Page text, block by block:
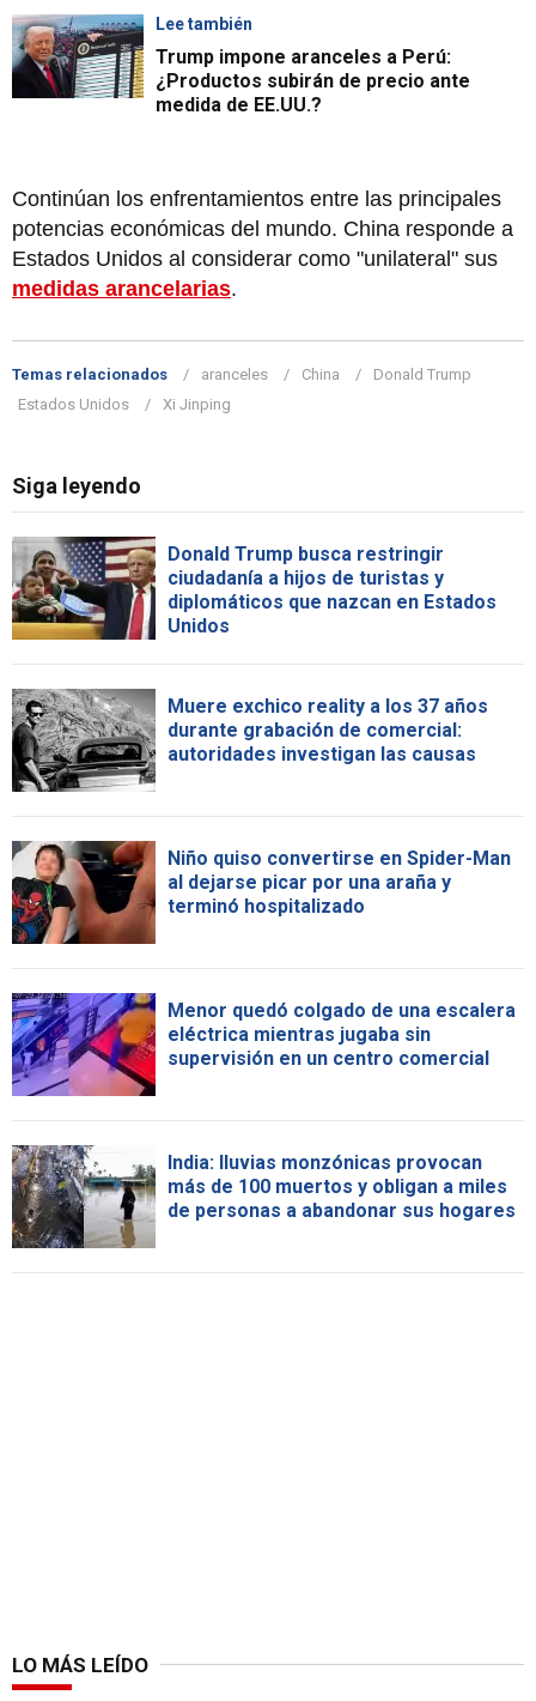
Lee también
Trump impone aranceles a Perú:
¿Productos subirán de precio ante
medida de EE.UU.?
Continúan los enfrentamientos entre las principales
potencias económicas del mundo. China responde a
Estados Unidos al considerar como "unilateral" sus
medidas arancelarias.
Temas relacionados aranceles China
Donald Trump
Estados Unidos
Xi Jinping
Siga leyendo
Donald Trump busca restringir
ciudadanía a hijos de turistas y
diplomáticos que nazcan en Estados
Unidos
Muere exchico reality a los 37 años
durante grabación de comercial:
autoridades investigan las causas
Niño quiso convertirse en Spider-Man
al dejarse picar por una araña y
terminó hospitalizado
Menor quedó colgado de una escalera
eléctrica mientras jugaba sin
supervisión en un centro comercial
India: lluvias monzónicas provocan
más de 100 muertos y obligan a miles
de personas a abandonar sus hogares
LO MÁS LEÍDO